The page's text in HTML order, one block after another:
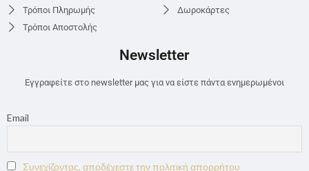
Τρόποι Πληρωμής
Τρόποι Αποστολής
Δωροκάρτες
Newsletter
Εγγραφείτε στο newsletter μας για να είστε πάντα ενημερωμένοι
Email
Συνεχίζοντας, αποδέχεστε την πολιτική απορρήτου